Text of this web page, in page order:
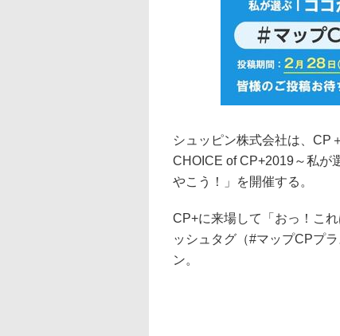
シュッピン株式会社は、CP
CHOICE of CP+2019～私
やこう！」を開催する。
CP+に来場して「おっ！こ
ッシュタグ（#マップCPプ
ン。